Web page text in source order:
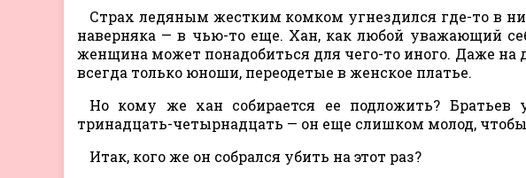
Страх ледяным жестким комком угнездился где-то в
наверняка — в чью-то еще. Хан, как любой уважающий
женщина может понадобиться для чего-то иного. Даже на
всегда только юноши, переодетые в женское платье.
Но кому же хан собирается ее подложить? Братьев
тринадцать-четырнадцать — он еще слишком молод,
Итак, кого же он собрался убить на этот раз?